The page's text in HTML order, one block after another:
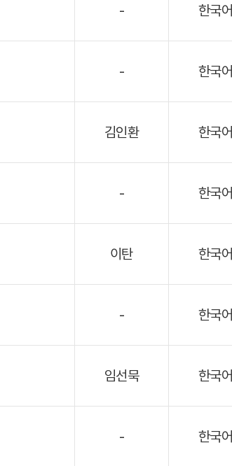
- 한국어
- 한국어
김인환 한국어
- 한국어
이탄 한국어
- 한국어
임선묵 한국어
- 한국어